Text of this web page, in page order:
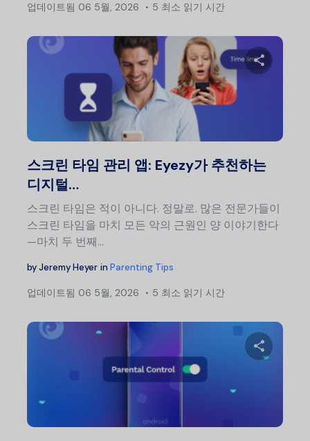
업데이트됨 06 5월, 2026 5 최소 읽기 시간
스크린 타임 관리 앱: Eyezy가 추천하는
디지털…
스크린 타임은 적이 아니다. 정말로. 많은 전문가들이
스크린 타임을 마치 모든 악의 근원인 양 이야기한다
—마치 두 번째…
byJeremy Heyer in Parenting Tips
업데이트됨 06 5월, 2026 5 최소 읽기 시간
글